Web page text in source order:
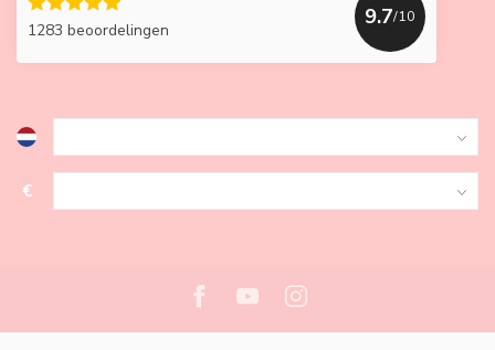
1283 beoordelingen
9.7/10
€